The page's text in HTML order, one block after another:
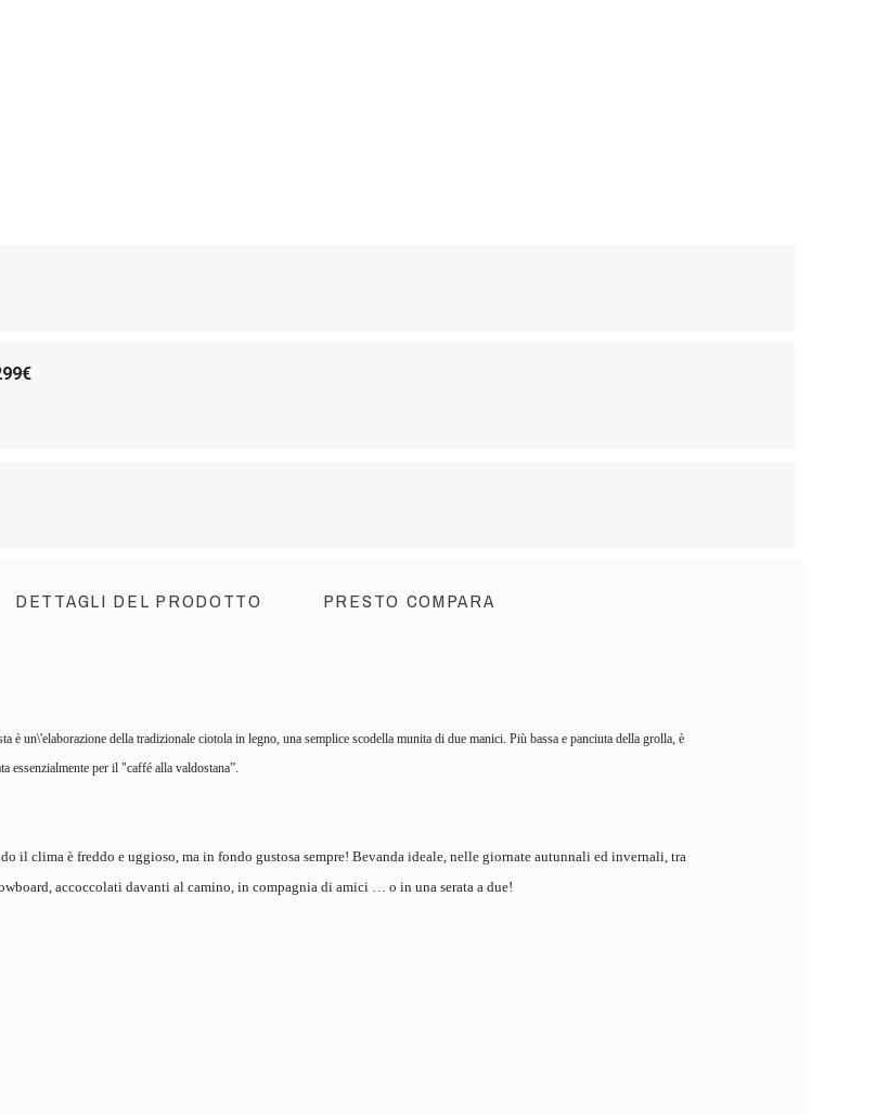
DETTAGLI DEL PRODOTTO PRESTO COMPARA
è un\'elaborazione della tradizionale ciotola in legno, una semplice scodella munita di due manici. Più bassa e panciuta della grolla, è
essenzialmente per il "caffé alla valdostana”.
il clima è freddo e uggioso, ma in fondo gustosa sempre! Bevanda ideale, nelle giornate autunnali ed invernali, tra
accoccolati davanti al camino, in compagnia di amici … o in una serata a due!